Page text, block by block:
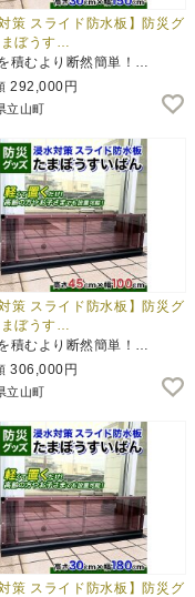
対策 スライド防水板】防災グ
まぼうす…
積むより断然簡単！…
292,000円
立山町
対策 スライド防水板】防災グ
ぼうす…
積むより断然簡単！…
306,000円
立山町
対策 スライド防水板】防災グ